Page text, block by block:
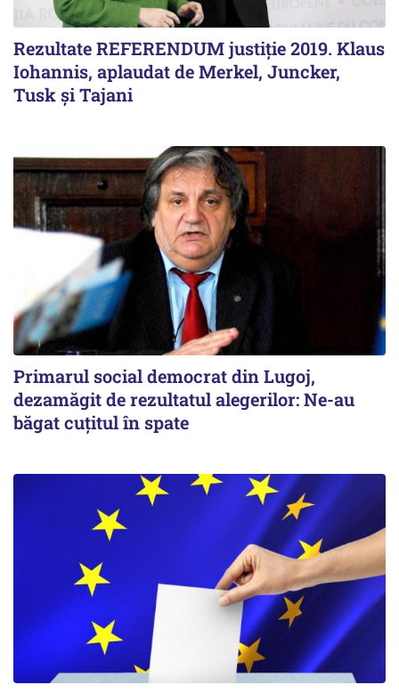
Rezultate REFERENDUM justiție 2019. Klaus
Iohannis, aplaudat de Merkel, Juncker,
Tusk și Tajani
Primarul social democrat din Lugoj,
dezamăgit de rezultatul alegerilor: Ne-au
băgat cuţitul în spate